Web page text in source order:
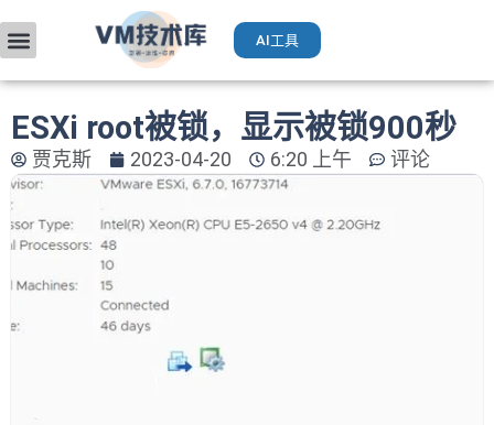
AI工具
ESXi root被锁，显示被锁900秒
贾克斯 2023-04-20 6:20 上午 评论